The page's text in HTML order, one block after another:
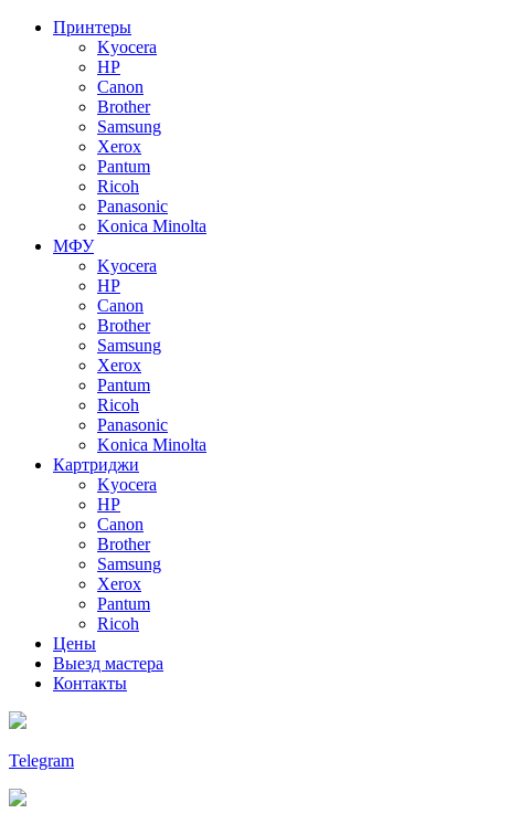
Принтеры
Kyocera
HP
Canon
Brother
Samsung
Xerox
Pantum
Ricoh
Panasonic
Konica Minolta
МФУ
Kyocera
HP
Canon
Brother
Samsung
Xerox
Pantum
Ricoh
Panasonic
Konica Minolta
Картриджи
Kyocera
HP
Canon
Brother
Samsung
Xerox
Pantum
Ricoh
Цены
Выезд мастера
Контакты
Telegram